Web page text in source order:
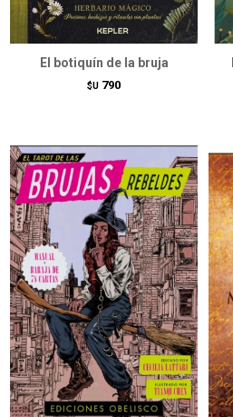
El botiquín de la bruja
$U 790